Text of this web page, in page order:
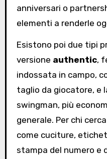
anniversari o
elementi a renderle
Esistono poi due tipi
versione authentic,
indossata in campo,
taglio da giocatore, e
swingman, più
generale. Per chi
come cuciture,
stampa del numero e